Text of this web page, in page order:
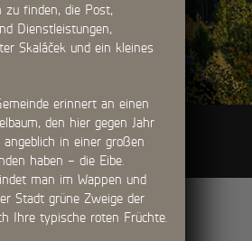
Ziele
zu finden, die Post,
Dienstleistungen,
Skaláček und ein kleines
erinnert an einen
den hier gegen Jahr
in einer großen
haben – die Eibe.
man im Wappen und
Stadt grüne Zweige der
Ihre typische roten Früchte.